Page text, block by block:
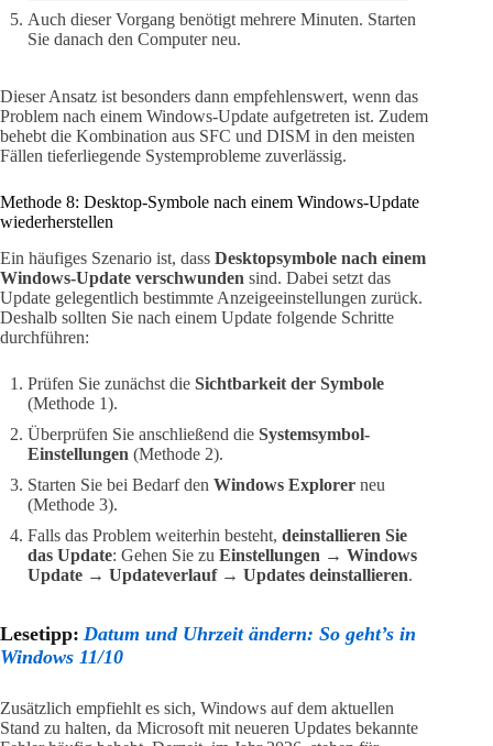
Auch dieser Vorgang benötigt mehrere Minuten. Starten
Sie danach den Computer neu.
Dieser Ansatz ist besonders dann empfehlenswert, wenn das
Problem nach einem Windows-Update aufgetreten ist. Zudem
behebt die Kombination aus SFC und DISM in den meisten
Fällen tieferliegende Systemprobleme zuverlässig.
Methode 8: Desktop-Symbole nach einem Windows-Update
wiederherstellen
Ein häufiges Szenario ist, dass Desktopsymbole nach einem
Windows-Update verschwunden sind. Dabei setzt das
Update gelegentlich bestimmte Anzeigeeinstellungen zurück.
Deshalb sollten Sie nach einem Update folgende Schritte
durchführen:
Prüfen Sie zunächst die Sichtbarkeit der Symbole
(Methode 1).
Überprüfen Sie anschließend die Systemsymbol-
Einstellungen (Methode 2).
Starten Sie bei Bedarf den Windows Explorer neu
(Methode 3).
Falls das Problem weiterhin besteht, deinstallieren Sie
das Update: Gehen Sie zu Einstellungen → Windows
Update → Updateverlauf→ Updates deinstallieren.
Lesetipp: Datum und Uhrzeit ändern: So geht’s in
Windows 11/10
Zusätzlich empfiehlt es sich, Windows auf dem aktuellen
Stand zu halten, da Microsoft mit neueren Updates bekannte